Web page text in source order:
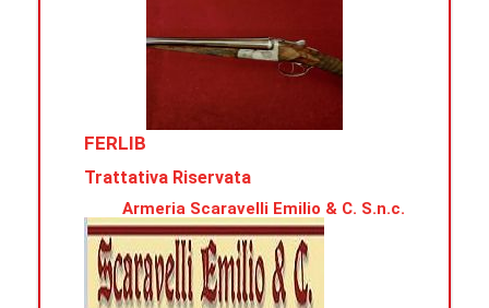
FERLIB
Trattativa Riservata
Armeria Scaravelli Emilio & C. S.n.c.